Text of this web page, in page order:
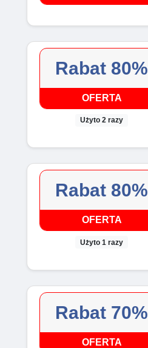
Rabat 80%
OFERTA
Użyto 2 razy
Rabat 80%
OFERTA
Użyto 1 razy
Rabat 70%
OFERTA